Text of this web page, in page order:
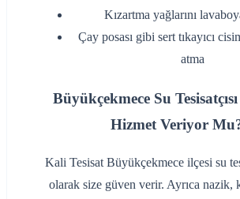
‌Kızartma yağlarını
‌Çay posası gibi sert tıkayıcı
atma
Büyükçekmece Su
Hizmet Veriyor
Kali Tesisat Büyükçekmece ilçesi su
olarak size güven verir. Ayrıca nazik,